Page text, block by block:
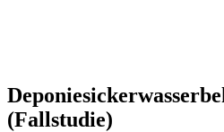
(Fallstudie)